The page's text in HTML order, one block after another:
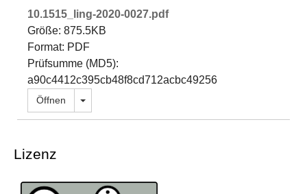
10.1515_ling-2020-0027.pdf
Größe: 875.5KB
Format: PDF
Prüfsumme (MD5):
a90c4412c395cb48f8cd712acbc49256
Öffnen Dropdown öffnen
Lizenz